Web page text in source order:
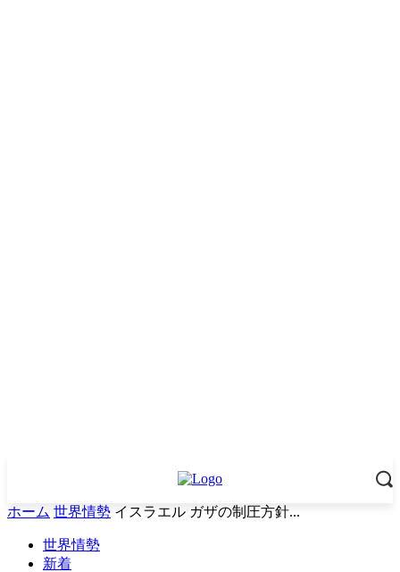
ホーム 世界情勢 イスラエル ガザの制圧方針...
世界情勢
新着